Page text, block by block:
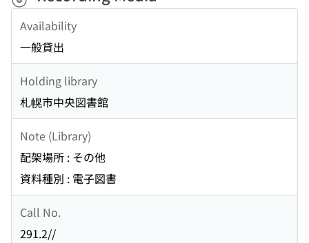
Availability
一般貸出
Holding library
札幌市中央図書館
Note (Library)
配架場所 : その他
資料種別 : 電子図書
Call No.
291.2//